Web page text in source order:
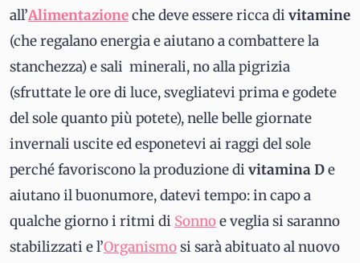
all’Alimentazioneche deve essere ricca di vitamine
(che regalano energia e aiutano a combattere la
stanchezza) e sali minerali, no alla pigrizia
(sfruttate le ore di luce, svegliatevi prima e godete
del sole quanto più potete), nelle belle giornate
invernali uscite ed esponetevi ai raggi del sole
perché favoriscono la produzione di vitamina De
aiutano il buonumore, datevi tempo: in capo a
qualche giorno i ritmi di Sonnoe veglia si saranno
stabilizzati e l’Organismosi sarà abituato al nuovo